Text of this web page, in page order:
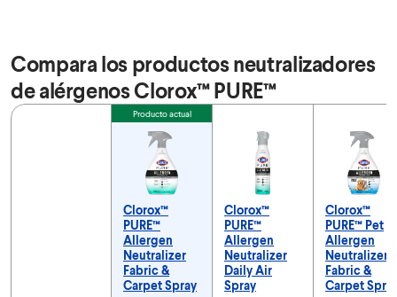
Compara los productos neutralizadores
de alérgenos Clorox™ PURE™
Feature Producto actual
Clorox™
PURE™
Allergen
Neutralizer
Fabric &
Carpet Spray
Clorox™
PURE™
Allergen
Neutralizer
Daily Air
Spray
Clorox™
PURE™ Pet
Allergen
Neutralizer
Fabric &
Carpet